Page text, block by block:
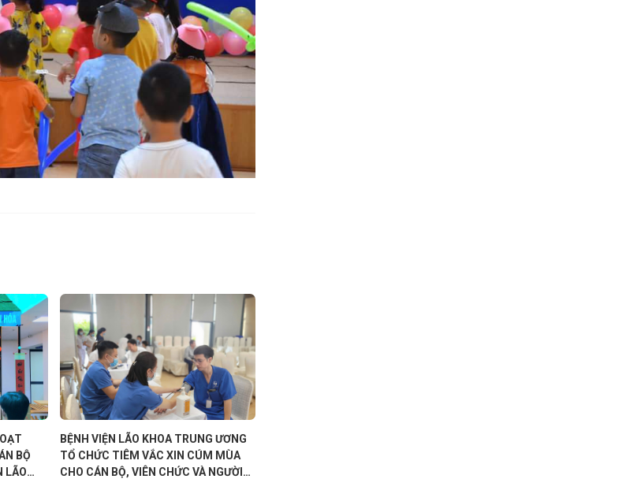
BỆNH VIỆN LÃO KHOA TRUNG ƯƠNG
TỔ CHỨC TIÊM VẮC XIN CÚM MÙA
CHO CÁN BỘ, VIÊN CHỨC VÀ NGƯỜI
Hội khỏe chào mừng 34 năm thành
lập Bệnh viện